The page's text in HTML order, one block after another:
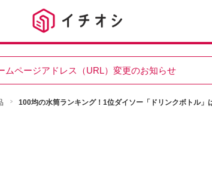
ムページアドレス（URL）変更のお知らせ
100均の水筒ランキング！1位ダイソー「ドリンクボトル